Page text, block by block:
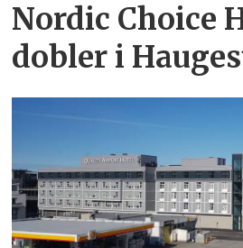
Nordic Choice
dobler i